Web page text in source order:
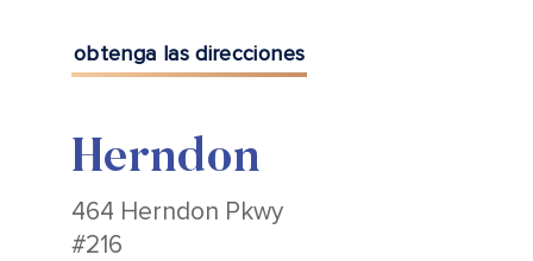
obtenga las direcciones
Herndon
464 Herndon Pkwy
#216